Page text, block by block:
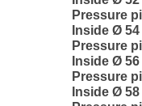
Pressure
Inside Ø
Pressure
Inside Ø
Pressure
Inside Ø